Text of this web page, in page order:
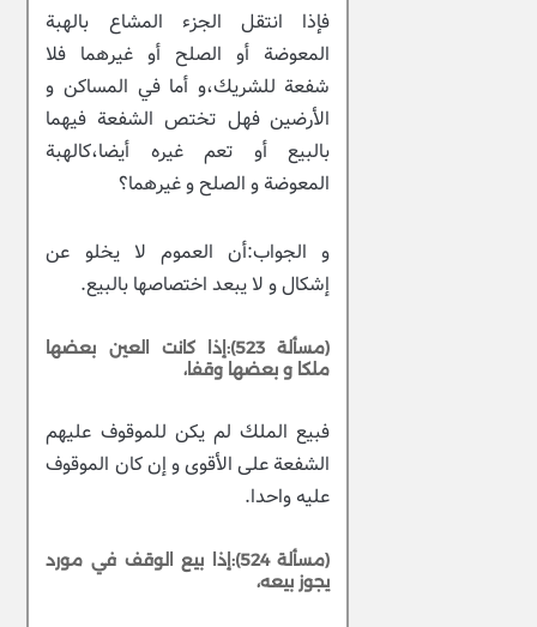
فإذا انتقل الجزء المشاع بالهبة
المعوضة أو الصلح أو غيرهما فلا
شفعة للشريك،و أما في المساكن و
الأرضين فهل تختص الشفعة فيهما
بالبيع أو تعم غيره أيضا،كالهبة
المعوضة و الصلح و غيرهما؟
و الجواب:أن العموم لا يخلو عن
إشكال و لا يبعد اختصاصها بالبيع.
(مسألة 523):إذا كانت العين بعضها
ملكا و بعضها وقفا،
فبيع الملك لم يكن للموقوف عليهم
الشفعة على الأقوى و إن كان الموقوف
عليه واحدا.
(مسألة 524):إذا بيع الوقف في مورد
يجوز بيعه،